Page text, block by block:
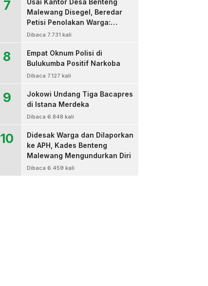
7
Usai Kantor Desa Benteng
Malewang Disegel, Beredar
Petisi Penolakan Warga:
Sekretaris Hingga BPD Turut
Dibaca 7.731 kali
8
Empat Oknum Polisi di
Bulukumba Positif Narkoba
Dibaca 7.127 kali
9
Jokowi Undang Tiga Bacapres
di Istana Merdeka
Dibaca 6.848 kali
10
Didesak Warga dan Dilaporkan
ke APH, Kades Benteng
Malewang Mengundurkan Diri
Dibaca 6.459 kali